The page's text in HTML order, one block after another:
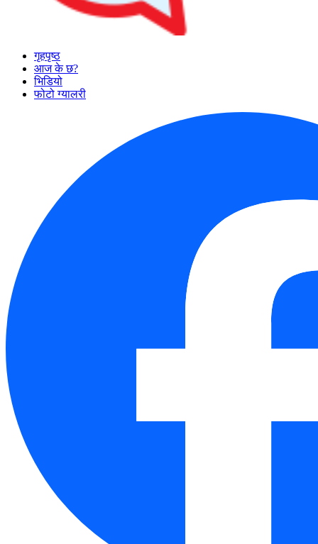
गृहपृष्ठ
आज के छ?
भिडियो
फोटो ग्यालरी